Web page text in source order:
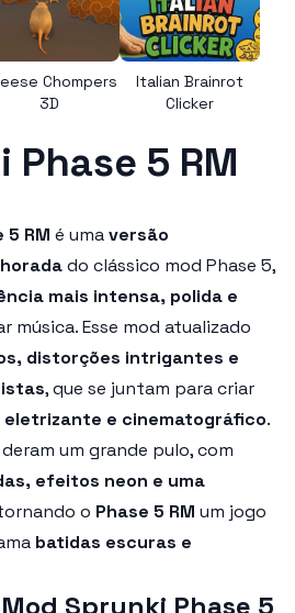
Chompers
3D
Italian Brainrot
Clicker
5 RM
5 RM é umaversão
do clássico mod Phase 5,
mais intensa, polida e
música. Esse mod atualizado
distorções intrigantes e
, que se juntam para criar
eletrizante e cinematográfico.
um grande pulo, com
efeitos neon e uma
o Phase 5 RM um jogo
batidas escuras e
Sprunki Phase 5